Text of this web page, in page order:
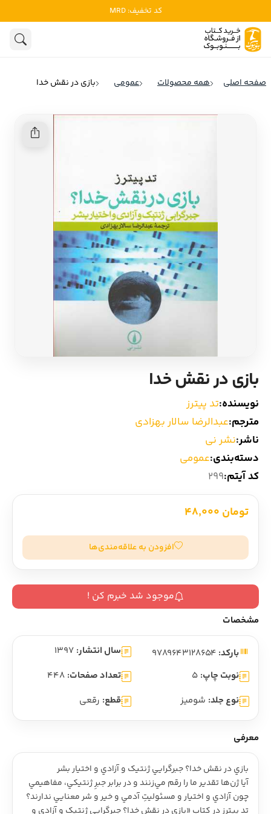
کد تخفیف: MRD
ادبیات
علوم اجتماعی
ادبیات انگلیس
ادبیات روسیه
ادبیات آمریکای لاتین
ادبیات آلمان
ادبیات ترکیه
ادبیات آسیا
سایر کشورهای اروپا
داستان کوتاه
شعر و متون کهن
زندگینامه
صفحه اصلی همه محصولات عمومی بازی در نقش خدا
بازی در نقش خدا
نویسنده:تد پیترز
مترجم:عبدالرضا سالار بهزادی
ناشر:نشر نی
دسته‌بندی:عمومی
کد آیتم:299
تومان 48,000
افزودن به علاقه‌مندی‌ها
موجود شد خبرم کن !
مشخصات
بارکد: سال انتشار: 1397
نوبت چاپ: 5 تعداد صفحات: 448
نوع جلد: شومیز قطع: رقعی
معرفی
بازي در نقش خدا؟ جبرگرايي ژنتيک و آزادي و اختيار بشر
آيا ژن‌ها تقدير ما را رقم مي‌زنند و در برابر جبرِ ژنتيکي، مفاهيمي
چون آزادي و اختيار و مسئوليتِ آدمي و خير و شر معنايي ندارند؟
تد پيترز در کتاب «بازي در نقش خدا؟ جبرگرايي ژنتيک و آزادي و